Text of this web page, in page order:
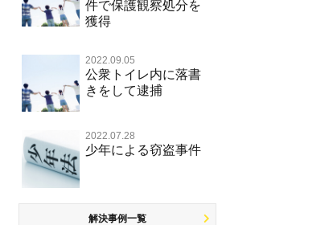
執行猶予にしてほしい
事件のことを秘密にしたい
被害届・告訴・告発されたら
自首・出頭したい
業務妨害罪
公務執行妨害罪
殺人
暴行・傷害
略取・誘拐・人身売買
不同意性交等罪（旧 強制性交等
交等罪
不同意わいせつ（旧 強制わいせ
つ，準強制わいせつ）
公然わいせつ罪，わいせつ物頒布
等罪，淫行勧誘罪
児童ポルノ リベンジポルノ
横領 背任
電子計算機使用詐欺等）
強盗罪
知的財産と刑事事件
恐喝
薬物事件 TOP
覚せい剤
危険ドラッグ
大麻
麻薬及び向精神薬
事件別－交通違反・交通事故
交通違反・交通事故 TOP
交通事故 交通違反と刑事事件
人身事故・死亡事故
無免許運転
その他 TOP
児童虐待・保護責任者遺棄
住居侵入等
銃刀法違反
国選弁護士と私選弁護士の違い
裁判員裁判
司法取引・刑事免責
少年事件の手続と特色
少年事件の処分
被害者対応
件で保護観察処分を
獲得
2022.09.05
公衆トイレ内に落書
きをして逮捕
2022.07.28
少年による窃盗事件
解決事例一覧